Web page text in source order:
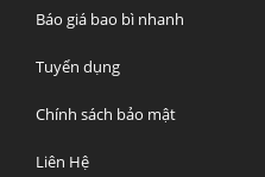
Báo giá bao bì nhanh
Tuyển dụng
Chính sách bảo mật
Liên Hệ